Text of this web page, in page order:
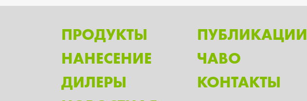
ПРОДУКТЫ
НАНЕСЕНИЕ
ДИЛЕРЫ
ПУБЛИКАЦИИ
ЧАВО
КОНТАКТЫ